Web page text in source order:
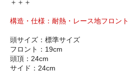
＋＋＋
構造・仕様：耐熱・レース地フロント
頭サイズ：標準サイズ
フロント：19cm
頭頂：24cm
サイド：24cm